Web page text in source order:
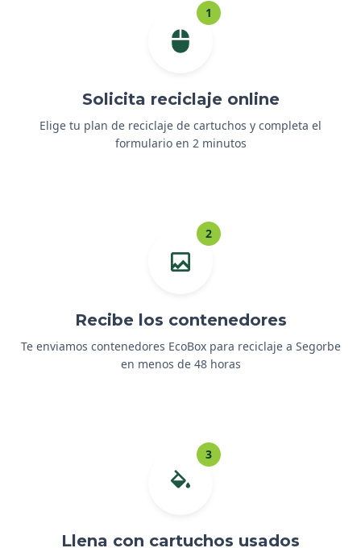
1
Solicita reciclaje online
Elige tu plan de reciclaje de cartuchos y completa el
formulario en 2 minutos
2
Recibe los contenedores
Te enviamos contenedores EcoBox para reciclaje a Segorbe
en menos de 48 horas
3
Llena con cartuchos usados